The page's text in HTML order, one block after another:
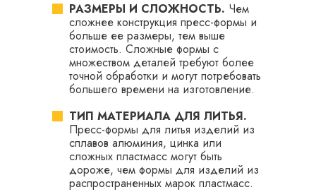
РАЗМЕРЫ И СЛОЖНОСТЬ. Чем
сложнее конструкция пресс-формы и
больше ее размеры, тем выше
стоимость. Сложные формы с
множеством деталей требуют более
точной обработки и могут потребовать
большего времени на изготовление.
ТИП МАТЕРИАЛА ДЛЯ ЛИТЬЯ.
Пресс-формы для литья изделий из
сплавов алюминия, цинка или
сложных пластмасс могут быть
дороже, чем формы для изделий из
распространенных марок пластмасс.